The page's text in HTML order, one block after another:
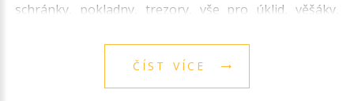
schránky, pokladny, trezory, vše pro úklid, věšáky,
ČÍST VÍCE